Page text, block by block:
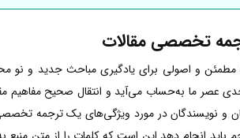
تخصصی مقالات
و اصولی برای یادگیری مباحث جدید و
عصر ما به‌حساب می‌آید و انتقال صحیح
و نویسندگان در مورد ویژگی‌های یک ترجمه